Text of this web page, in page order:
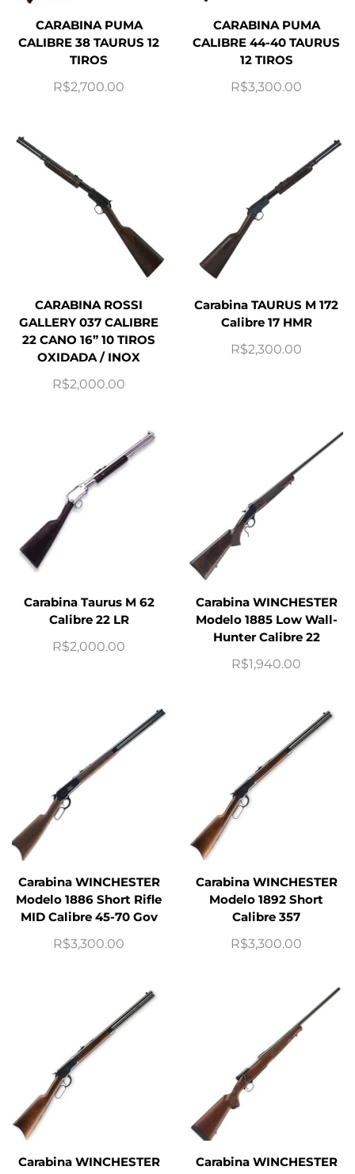
CARABINA PUMA
CALIBRE 38 TAURUS 12
TIROS
R$2,700.00
CARABINA PUMA
CALIBRE 44-40 TAURUS
12 TIROS
R$3,300.00
CARABINA ROSSI
GALLERY 037 CALIBRE
22 CANO 16” 10 TIROS
OXIDADA / INOX
R$2,000.00
Carabina TAURUS M 172
Calibre 17 HMR
R$2,300.00
Carabina Taurus M 62
Calibre 22 LR
R$2,000.00
Carabina WINCHESTER
Modelo 1885 Low Wall-
Hunter Calibre 22
R$1,940.00
Carabina WINCHESTER
Modelo 1886 Short Rifle
MID Calibre 45-70 Gov
R$3,300.00
Carabina WINCHESTER
Modelo 1892 Short
Calibre 357
R$3,300.00
Carabina WINCHESTER
Carabina WINCHESTER